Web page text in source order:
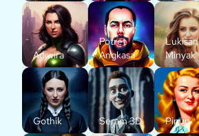
Adiwira
Potret
Angkasa
Lukisan
Minyak
Gothik Seram 3D Pinup